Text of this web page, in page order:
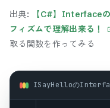
出典:
【C#】Interface
フィズムで理解出来る！
取る関数を作ってみる